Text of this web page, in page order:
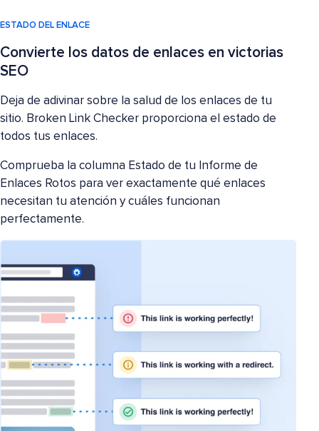
ESTADO DEL ENLACE
Convierte los datos de enlaces en victorias
SEO
Deja de adivinar sobre la salud de los enlaces de tu
sitio. Broken Link Checker proporciona el estado de
todos tus enlaces.
Comprueba la columna Estado de tu Informe de
Enlaces Rotos para ver exactamente qué enlaces
necesitan tu atención y cuáles funcionan
perfectamente.